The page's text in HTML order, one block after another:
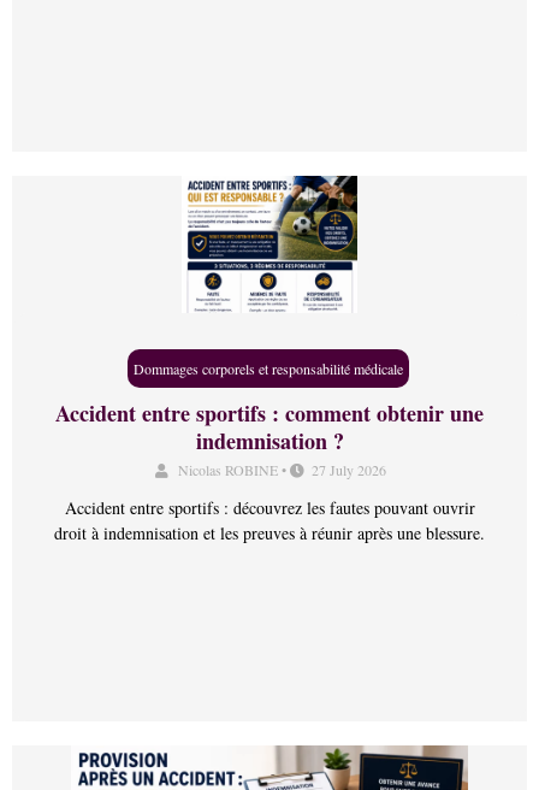
Dommages corporels et responsabilité médicale
Accident entre sportifs : comment obtenir une
indemnisation ?
Nicolas ROBINE• 27 July 2026
Accident entre sportifs : découvrez les fautes pouvant ouvrir
droit à indemnisation et les preuves à réunir après une blessure.